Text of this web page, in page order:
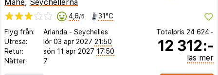
Mahé, Seychellerna
4,6/5 31°C
Flyg från: Arlanda - Seychelles
Utresa:
lör 03 apr 2027 21:50
Retur:
sön 11 apr 2027 17:50
Nätter:
7
Totalpris 24 624:-
12 312:-
läs mer